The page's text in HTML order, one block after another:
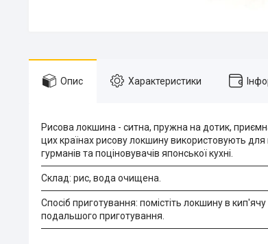
Опис Характеристики
Рисова локшина - ситна, пружна на дотик,
цих країнах рисову локшину використовують для
гурманів та поціновувачів японської кухні.
Склад: рис, вода очищена.
Спосіб приготування: помістіть локшину в
подальшого приготування.